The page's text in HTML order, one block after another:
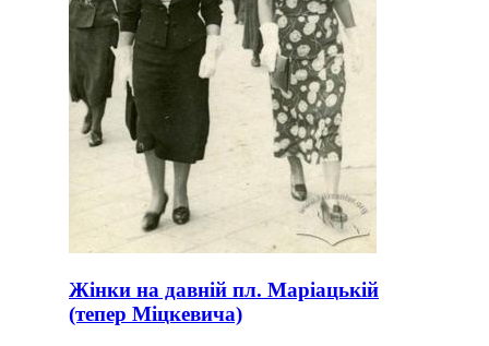
Жінки на давній пл. Маріацькій
(тепер Міцкевича)